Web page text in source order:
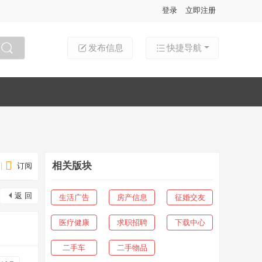
登录 立即注册
快捷导航
发布信息
订阅
返 回
相关版块
生活广告 房产信息 征婚交友
医疗健康 求职招聘 下载中心
二手车 二手物品